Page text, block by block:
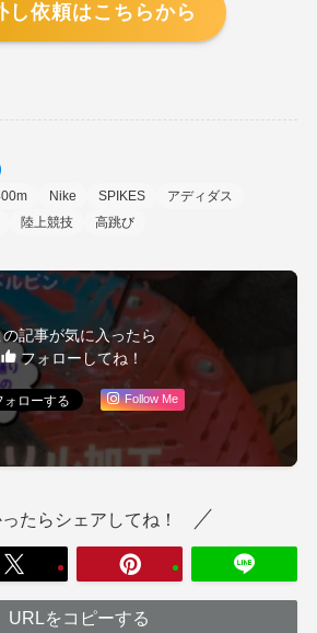
し依頼はこちらから
Nike SPIKES
アディダス
陸上競技 高跳び
の記事が気に入ったら
フォローしてね！
Follow Me
たらシェアしてね！
URLをコピーする